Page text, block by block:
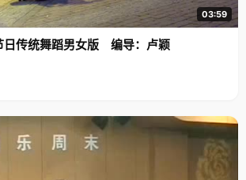
03:59
日传统舞蹈男女版 编导：卢颖